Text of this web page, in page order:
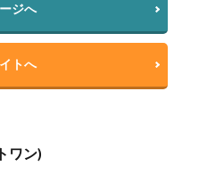
ジへ
トへ
ワン)